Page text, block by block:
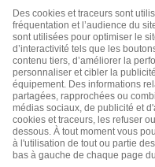
Cancérologie, est,
de la prévention et de
environnemental des
Désireux de découvrir
mesurer les effets, il
connaissances comme la
la phytothérapie et
nous fait partager son
espoirs et parfois ses